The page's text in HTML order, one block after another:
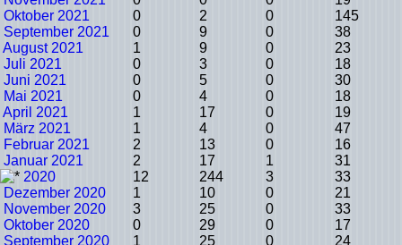
Oktober 2021
0 2 0
145
September 2021
0 9 0
38
August 2021
1 9 0
23
Juli 2021
0 3 0
18
Juni 2021
0 5 0
30
Mai 2021
0 4 0
18
April 2021
1 17 0
19
März 2021
1 4 0
47
Februar 2021
2 13 0
16
Januar 2021
2 17 1
31
2020
12 244 3
33
Dezember 2020
1 10 0
21
November 2020
3 25 0
33
Oktober 2020
0 29 0
17
September 2020
1 25 0
24